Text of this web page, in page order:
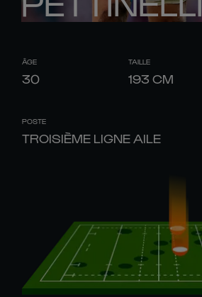
ÂGE
30
TAILLE
193 CM
POSTE
TROISIÈME LIGNE AILE